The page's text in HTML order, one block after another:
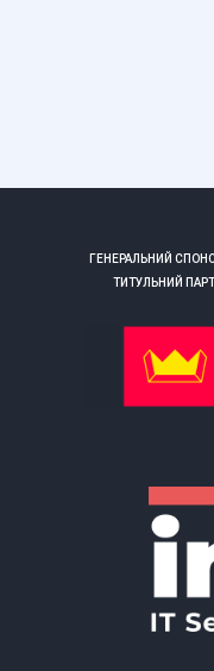
ГЕНЕРАЛЬНИЙ
ТИТУЛЬНИЙ